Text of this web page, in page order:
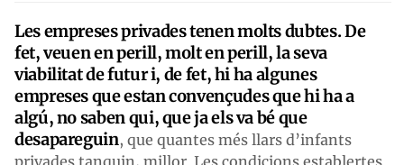
Les empreses privades tenen molts dubtes. De
fet, veuen en perill, molt en perill, la seva
viabilitat de futur i, de fet, hi ha algunes
empreses que estan convençudes que hi ha a
algú, no saben qui, que ja els va bé que
desapareguin, que quantes més llars d’infants
privades tanquin, millor. Les condicions establertes